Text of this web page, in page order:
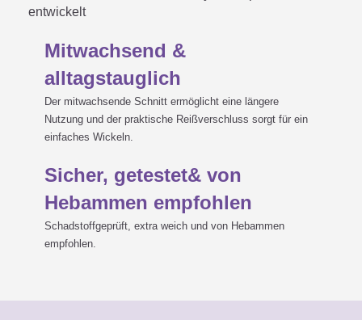
Mitwachsend &
alltagstauglich
Der mitwachsende Schnitt ermöglicht eine längere
Nutzung und der praktische Reißverschluss sorgt für ein
einfaches Wickeln.
Sicher, getestet& von
Hebammen empfohlen
Schadstoffgeprüft, extra weich und von Hebammen
empfohlen.